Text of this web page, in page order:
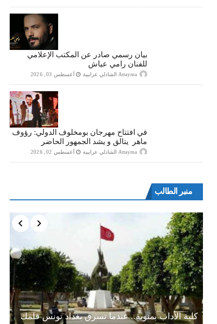
بيان رسمي صادر عن المكتب الإعلامي
للفنان رامي عياش
Attayma الشاذلي عرايبية أغسطس 03, 2026
في افتتاح مهرجان بومخلوف الدولي: رؤوف
ماهر يتالق و يشد الجمهور الحاضر
Attayma الشاذلي عرايبية أغسطس 02, 2026
منبر الطالب
كلية الأداب بمنوبة.. عندما تسرق بغداد تونس قلمك